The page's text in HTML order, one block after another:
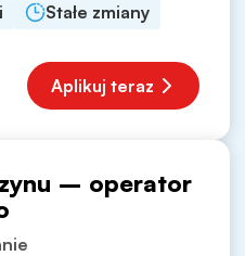
Stałe zmiany
Aplikuj teraz
– operator